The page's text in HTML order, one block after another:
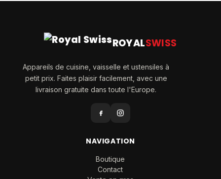
ROYALSWISS
Appareils de cuisine, vaisselle et ustensiles à
petit prix. Faites plaisir facilement, avec une
livraison gratuite dans toute l'Europe.
NAVIGATION
Boutique
Contact